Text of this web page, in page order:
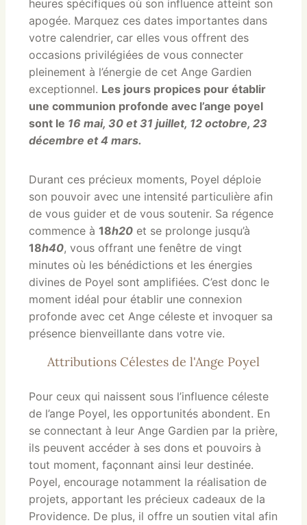
heures spécifiques où son influence atteint son
apogée. Marquez ces dates importantes dans
votre calendrier, car elles vous offrent des
occasions privilégiées de vous connecter
pleinement à l’énergie de cet Ange Gardien
exceptionnel. Les jours propices pour établir
une communion profonde avec l’ange poyel
sont le 16 mai, 30 et 31 juillet, 12 octobre, 23
décembre et 4 mars.
Durant ces précieux moments, Poyel déploie
son pouvoir avec une intensité particulière afin
de vous guider et de vous soutenir. Sa régence
commence à 18h20 et se prolonge jusqu’à
18h40, vous offrant une fenêtre de vingt
minutes où les bénédictions et les énergies
divines de Poyel sont amplifiées. C’est donc le
moment idéal pour établir une connexion
profonde avec cet Ange céleste et invoquer sa
présence bienveillante dans votre vie.
Attributions Célestes de l'Ange Poyel
Pour ceux qui naissent sous l’influence céleste
de l’ange Poyel, les opportunités abondent. En
se connectant à leur Ange Gardien par la prière,
ils peuvent accéder à ses dons et pouvoirs à
tout moment, façonnant ainsi leur destinée.
Poyel, encourage notamment la réalisation de
projets, apportant les précieux cadeaux de la
Providence. De plus, il offre un soutien vital afin